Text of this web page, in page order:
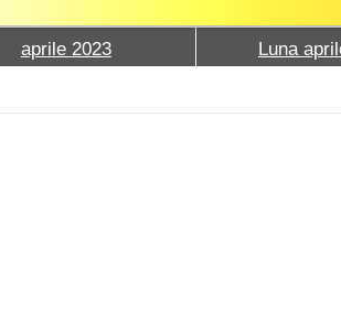
aprile 2023 Luna